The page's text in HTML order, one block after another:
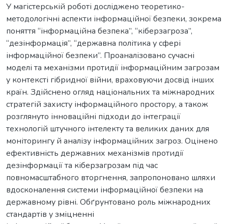
У магістерській роботі досліджено теоретико-
методологічні аспекти інформаційної безпеки, зокрема
поняття “інформаційна безпека”, “кіберзагроза”,
“дезінформація”, “державна політика у сфері
інформаційної безпеки”. Проаналізовано сучасні
моделі та механізми протидії інформаційним загрозам
у контексті гібридної війни, враховуючи досвід інших
країн. Здійснено огляд національних та міжнародних
стратегій захисту інформаційного простору, а також
розглянуто інноваційні підходи до інтеграції
технологій штучного інтелекту та великих даних для
моніторингу й аналізу інформаційних загроз. Оцінено
ефективність державних механізмів протидії
дезінформації та кіберзагрозам під час
повномасштабного вторгнення, запропоновано шляхи
вдосконалення системи інформаційної безпеки на
державному рівні. Обґрунтовано роль міжнародних
стандартів у зміцненні